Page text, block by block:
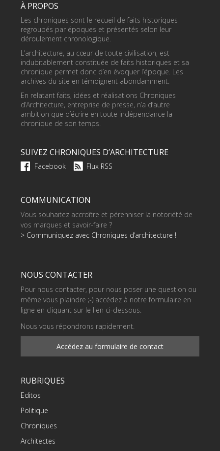
À PROPOS
Les chroniques sont le recueil de faits historiques
regroupés par époques et présentés selon leur
déroulement chronologique.
L’architecture, au cœur de toute civilisation, est
indubitablement constituée de faits historiques et sa
chronique permet donc d’en évoquer l’époque. Les
archives du site en témoignent abondamment.
En relatant faits, idées et réalisations Chroniques
d’Architecture, entreprise de presse, n’a d’autre
ambition que d’écrire en toute indépendance la
chronique de son temps.
SUIVEZ CHRONIQUES D’ARCHITECTURE
Facebook Flux RSS
COMMUNICATION
Vous souhaitez accroître et pérenniser la notoriété de
vos marques et savoir-faire ?
> Communiquez avec Chroniques d’architecture !
NOUS CONTACTER
Pour nous contacter, pour nous poser une question ou
même vous plaindre ;-) accédez à notre formulaire en
ligne en cliquant sur le lien ci-dessous.
Nous vous répondrons rapidement.
Accédez au formulaire de contact
RUBRIQUES
Editos
Politique
Chroniques
Architectes